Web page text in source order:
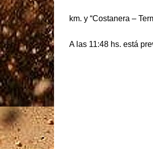
km. y “Costanera –
A las 11:48 hs. está